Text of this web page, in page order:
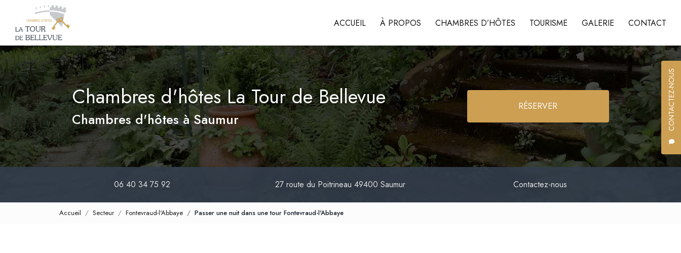
contenu
principal
CONTACTEZ-NOUS
ACCUEIL
À PROPOS CHAMBRES D’HÔTES TOURISME GALERIE CONTACT
Chambres d'hôtes La Tour de Bellevue
Chambres d'hôtes à Saumur
RÉSERVER
06 40 34 75 92 27 route du Poitrineau49400 Saumur Contactez-nous
Accueil Secteur Fontevraud-l'Abbaye Passer une nuit dans une tour Fontevraud-l'Abbaye